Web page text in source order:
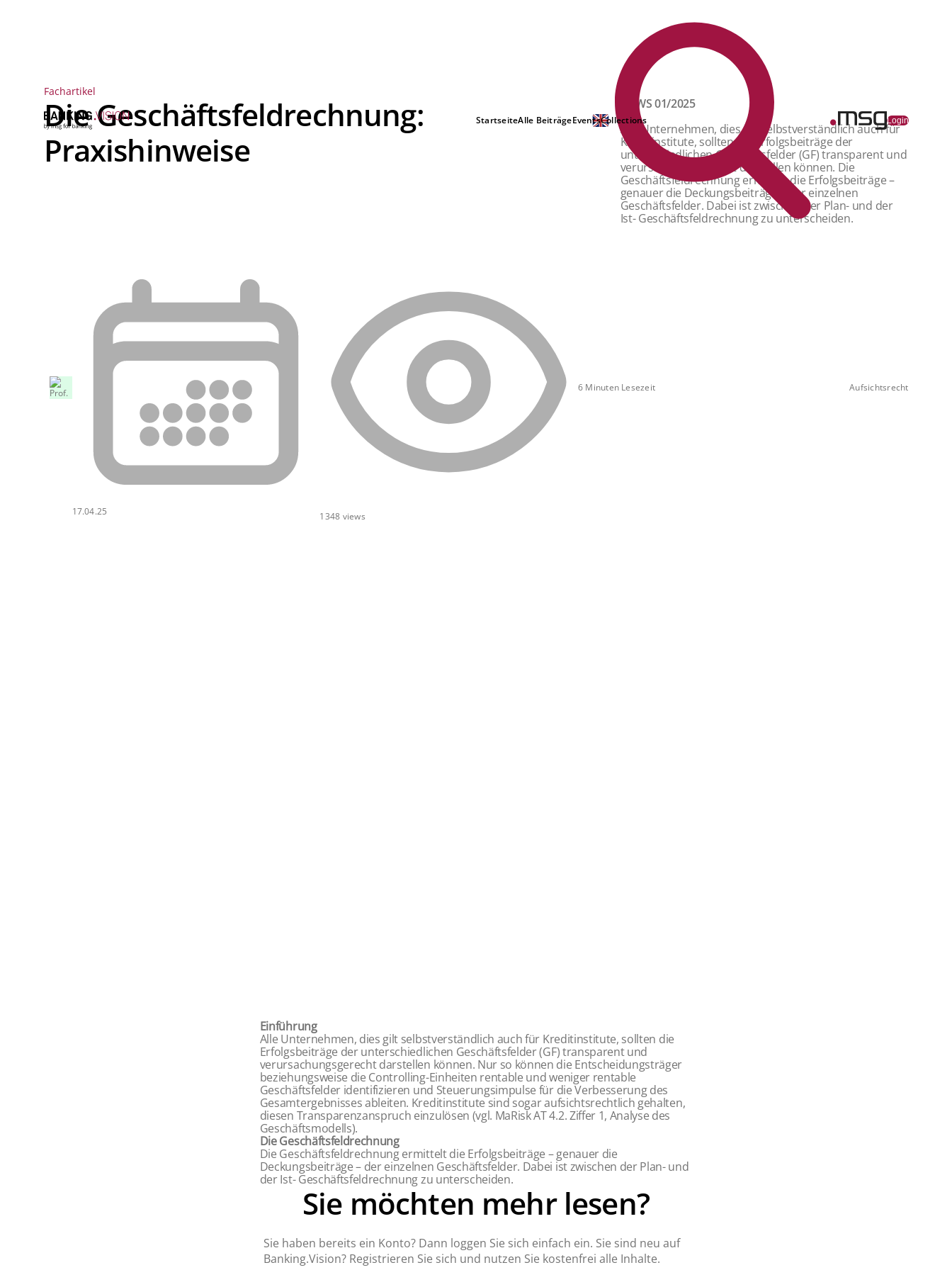
StartseiteAlle BeiträgeEventsCollections Login
Fachartikel
Die Geschäftsfeldrechnung:
Praxishinweise
NEWS 01/2025
Alle Unternehmen, dies gilt selbstverständlich auch für
Kreditinstitute, sollten die Erfolgsbeiträge der
unterschiedlichen Geschäftsfelder (GF) transparent und
verursachungsgerecht darstellen können. Die
Geschäftsfeldrechnung ermittelt die Erfolgsbeiträge –
genauer die Deckungsbeiträge – der einzelnen
Geschäftsfelder. Dabei ist zwischen der Plan- und der
Ist- Geschäftsfeldrechnung zu unterscheiden.
17.04.25 1348 views
6 Minuten Lesezeit Aufsichtsrecht
Einführung
Alle Unternehmen, dies gilt selbstverständlich auch für Kreditinstitute, sollten die
Erfolgsbeiträge der unterschiedlichen Geschäftsfelder (GF) transparent und
verursachungsgerecht darstellen können. Nur so können die Entscheidungsträger
beziehungsweise die Controlling-Einheiten rentable und weniger rentable
Geschäftsfelder identifizieren und Steuerungsimpulse für die Verbesserung des
Gesamtergebnisses ableiten. Kreditinstitute sind sogar aufsichtsrechtlich gehalten,
diesen Transparenzanspruch einzulösen (vgl. MaRisk AT 4.2. Ziffer 1, Analyse des
Geschäftsmodells).
Die Geschäftsfeldrechnung
Die Geschäftsfeldrechnung ermittelt die Erfolgsbeiträge – genauer die
Deckungsbeiträge – der einzelnen Geschäftsfelder. Dabei ist zwischen der Plan- und
der Ist- Geschäftsfeldrechnung zu unterscheiden.
Sie möchten mehr lesen?
Sie haben bereits ein Konto? Dann loggen Sie sich einfach ein. Sie sind neu auf
Banking.Vision? Registrieren Sie sich und nutzen Sie kostenfrei alle Inhalte.